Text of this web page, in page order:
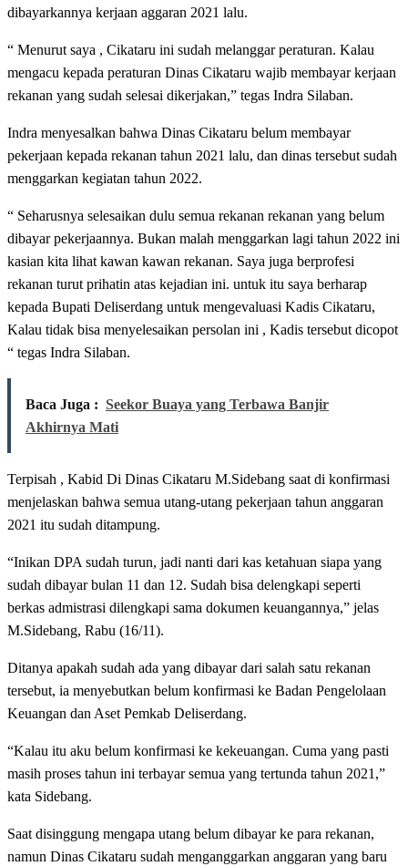
dibayarkannya kerjaan aggaran 2021 lalu.
“ Menurut saya , Cikataru ini sudah melanggar peraturan. Kalau
mengacu kepada peraturan Dinas Cikataru wajib membayar kerjaan
rekanan yang sudah selesai dikerjakan,” tegas Indra Silaban.
Indra menyesalkan bahwa Dinas Cikataru belum membayar
pekerjaan kepada rekanan tahun 2021 lalu, dan dinas tersebut sudah
menggarkan kegiatan tahun 2022.
“ Seharusnya selesaikan dulu semua rekanan rekanan yang belum
dibayar pekerjaannya. Bukan malah menggarkan lagi tahun 2022 ini
kasian kita lihat kawan kawan rekanan. Saya juga berprofesi
rekanan turut prihatin atas kejadian ini. untuk itu saya berharap
kepada Bupati Deliserdang untuk mengevaluasi Kadis Cikataru,
Kalau tidak bisa menyelesaikan persolan ini , Kadis tersebut dicopot
“ tegas Indra Silaban.
Baca Juga : Seekor Buaya yang Terbawa Banjir
Akhirnya Mati
Terpisah , Kabid Di Dinas Cikataru M.Sidebang saat di konfirmasi
menjelaskan bahwa semua utang-utang pekerjaan tahun anggaran
2021 itu sudah ditampung.
“Inikan DPA sudah turun, jadi nanti dari kas ketahuan siapa yang
sudah dibayar bulan 11 dan 12. Sudah bisa delengkapi seperti
berkas admistrasi dilengkapi sama dokumen keuangannya,” jelas
M.Sidebang, Rabu (16/11).
Ditanya apakah sudah ada yang dibayar dari salah satu rekanan
tersebut, ia menyebutkan belum konfirmasi ke Badan Pengelolaan
Keuangan dan Aset Pemkab Deliserdang.
“Kalau itu aku belum konfirmasi ke kekeuangan. Cuma yang pasti
masih proses tahun ini terbayar semua yang tertunda tahun 2021,”
kata Sidebang.
Saat disinggung mengapa utang belum dibayar ke para rekanan,
namun Dinas Cikataru sudah menganggarkan anggaran yang baru